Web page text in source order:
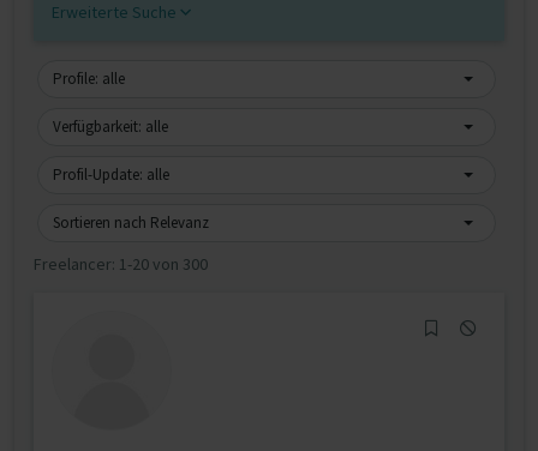
Erweiterte Suche
Profile: alle
Verfügbarkeit: alle
Profil-Update: alle
Sortieren nach Relevanz
Freelancer: 1-20 von 300